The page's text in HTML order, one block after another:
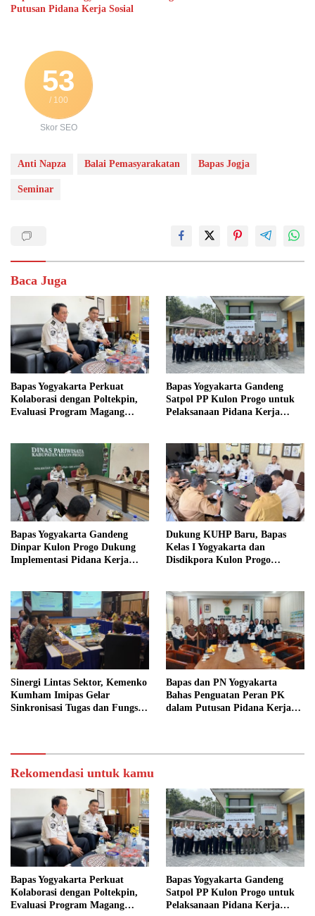
Putusan Pidana Kerja Sosial
53
/ 100
Skor SEO
Anti Napza Balai Pemasyarakatan Bapas Jogja
Seminar
Baca Juga
Bapas Yogyakarta Perkuat
Kolaborasi dengan Poltekpin,
Evaluasi Program Magang
Bapas Yogyakarta Gandeng
Satpol PP Kulon Progo untuk
Pelaksanaan Pidana Kerja
Bapas Yogyakarta Gandeng
Dinpar Kulon Progo Dukung
Implementasi Pidana Kerja
Dukung KUHP Baru, Bapas
Kelas I Yogyakarta dan
Disdikpora Kulon Progo
Sinergi Lintas Sektor, Kemenko
Kumham Imipas Gelar
Sinkronisasi Tugas dan Fungsi
Bapas dan PN Yogyakarta
Bahas Penguatan Peran PK
dalam Putusan Pidana Kerja
Rekomendasi untuk kamu
Bapas Yogyakarta Perkuat
Kolaborasi dengan Poltekpin,
Evaluasi Program Magang
Bapas Yogyakarta Gandeng
Satpol PP Kulon Progo untuk
Pelaksanaan Pidana Kerja